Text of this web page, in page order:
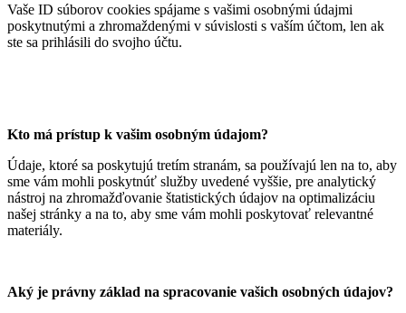
Vaše ID súborov cookies spájame s vašimi osobnými údajmi
poskytnutými a zhromaždenými v súvislosti s vaším účtom, len ak
ste sa prihlásili do svojho účtu.
Kto má prístup k vašim osobným údajom?
Údaje, ktoré sa poskytujú tretím stranám, sa používajú len na to, aby
sme vám mohli poskytnúť služby uvedené vyššie, pre analytický
nástroj na zhromažďovanie štatistických údajov na optimalizáciu
našej stránky a na to, aby sme vám mohli poskytovať relevantné
materiály.
Aký je právny základ na spracovanie vašich osobných údajov?